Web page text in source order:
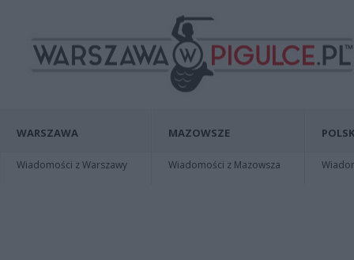
WARSZAWA
Wiadomości z Warszawy
MAZOWSZE
Wiadomości z Mazowsza